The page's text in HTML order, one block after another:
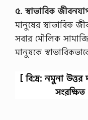
৫. স্বাভাবিক
মানুষের স্বাভাবিক
সবার মৌলিক
মানুষকে
[ বি:দ্র: নমুনা উত্তর
সংরক্ষিত